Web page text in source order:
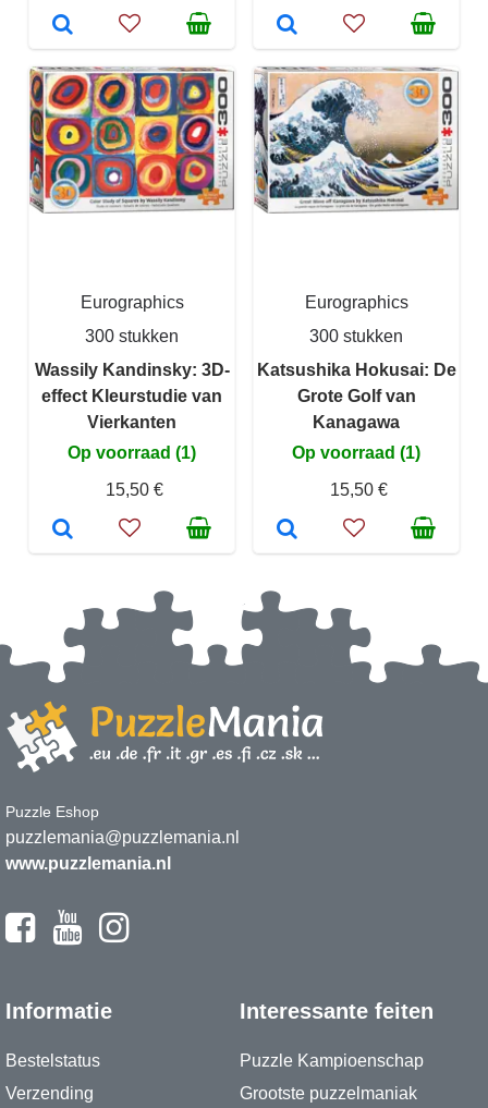
Eurographics
300 stukken
Wassily Kandinsky: 3D-
effect Kleurstudie van
Vierkanten
Op voorraad (1)
15,50 €
Eurographics
300 stukken
Katsushika Hokusai: De
Grote Golf van
Kanagawa
Op voorraad (1)
15,50 €
Puzzle Eshop
puzzlemania@puzzlemania.nl
www.puzzlemania.nl
Informatie
Bestelstatus
Verzending
Interessante feiten
Puzzle Kampioenschap
Grootste puzzelmaniak